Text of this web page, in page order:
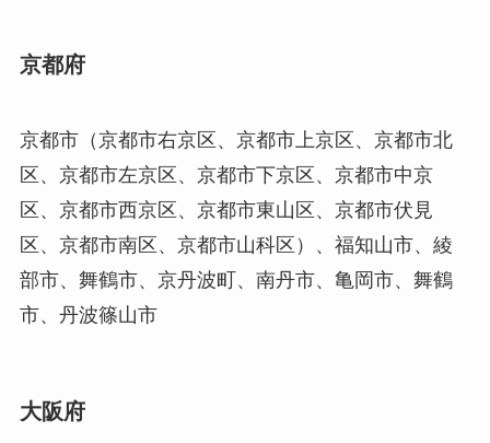
京都府
京都市（京都市右京区、京都市上京区、京都市北
区、京都市左京区、京都市下京区、京都市中京
区、京都市西京区、京都市東山区、京都市伏見
区、京都市南区、京都市山科区）、福知山市、綾
部市、舞鶴市、京丹波町、南丹市、亀岡市、舞鶴
市、丹波篠山市
大阪府